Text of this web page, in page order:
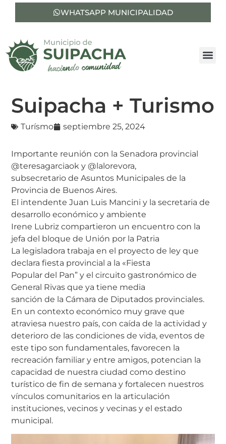
WHATSAPP MUNICIPALIDAD
Suipacha + Turismo
Turísmo septiembre 25, 2024
Importante reunión con la Senadora provincial
@teresagarciaok y @lalorevora,
subsecretario de Asuntos Municipales de la
Provincia de Buenos Aires.
El intendente Juan Luis Mancini y la secretaria de
desarrollo económico y ambiente
Irene Lubriz compartieron un encuentro con la
jefa del bloque de Unión por la Patria
La legisladora trabaja en el proyecto de ley que
declara fiesta provincial a la «Fiesta
Popular del Pan” y el circuito gastronómico de
General Rivas que ya tiene media
sanción de la Cámara de Diputados provinciales.
En un contexto económico muy grave que
atraviesa nuestro país, con caída de la actividad y
deterioro de las condiciones de vida, eventos de
este tipo son fundamentales, favorecen la
recreación familiar y entre amigos, potencian la
capacidad de nuestra ciudad como destino
turístico de fin de semana y fortalecen nuestros
vínculos comunitarios en la articulación
instituciones, vecinos y vecinas y el estado
municipal.